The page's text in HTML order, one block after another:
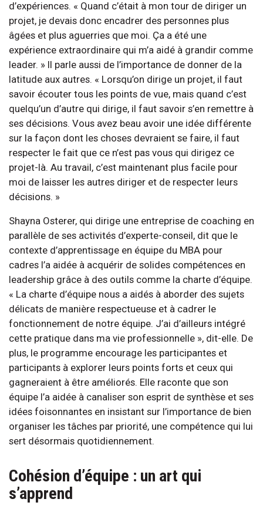
d’expériences. « Quand c’était à mon tour de diriger un
projet, je devais donc encadrer des personnes plus
âgées et plus aguerries que moi. Ça a été une
expérience extraordinaire qui m’a aidé à grandir comme
leader. » Il parle aussi de l’importance de donner de la
latitude aux autres. « Lorsqu’on dirige un projet, il faut
savoir écouter tous les points de vue, mais quand c’est
quelqu’un d’autre qui dirige, il faut savoir s’en remettre à
ses décisions. Vous avez beau avoir une idée différente
sur la façon dont les choses devraient se faire, il faut
respecter le fait que ce n’est pas vous qui dirigez ce
projet-là. Au travail, c’est maintenant plus facile pour
moi de laisser les autres diriger et de respecter leurs
décisions. »
Shayna Osterer, qui dirige une entreprise de coaching en
parallèle de ses activités d’experte-conseil, dit que le
contexte d’apprentissage en équipe du MBA pour
cadres l’a aidée à acquérir de solides compétences en
leadership grâce à des outils comme la charte d’équipe.
« La charte d’équipe nous a aidés à aborder des sujets
délicats de manière respectueuse et à cadrer le
fonctionnement de notre équipe. J’ai d’ailleurs intégré
cette pratique dans ma vie professionnelle », dit-elle. De
plus, le programme encourage les participantes et
participants à explorer leurs points forts et ceux qui
gagneraient à être améliorés. Elle raconte que son
équipe l’a aidée à canaliser son esprit de synthèse et ses
idées foisonnantes en insistant sur l’importance de bien
organiser les tâches par priorité, une compétence qui lui
sert désormais quotidiennement.
Cohésion d’équipe : un art qui
s’apprend